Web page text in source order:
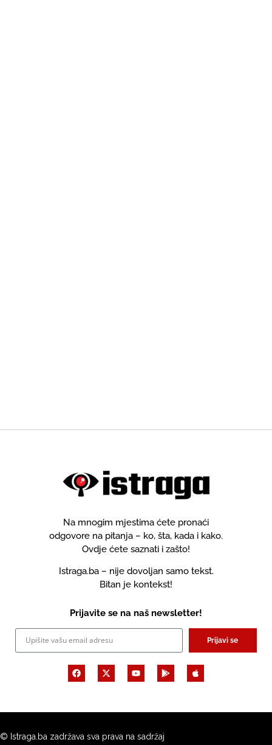
Na mnogim mjestima ćete pronaći
odgovore na pitanja – ko, šta, kada i kako.
Ovdje ćete saznati i zašto!
Istraga.ba – nije dovoljan samo tekst.
Bitan je kontekst!
Prijavite se na naš newsletter!
Prijavi se
© Istraga.ba zadržava sva prava na sadržaj